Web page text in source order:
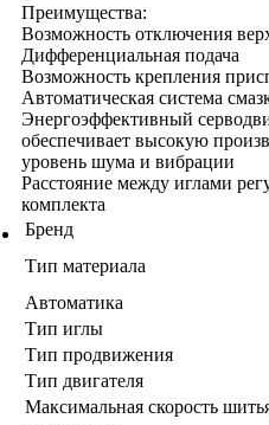
Преимущества:
Возможность отключения
Дифференциальная подача
Возможность крепления
Автоматическая система
Энергоэффективный
обеспечивает высокую
уровень шума и вибрации
Расстояние между иглами
комплекта
Бренд
Тип материала
Автоматика
Тип иглы
Тип продвижения
Тип двигателя
Максимальная скорость